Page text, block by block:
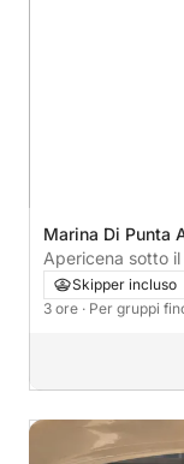
Marina Di Punta
Apericena sotto
Skipper incluso
3 ore · Per gruppi